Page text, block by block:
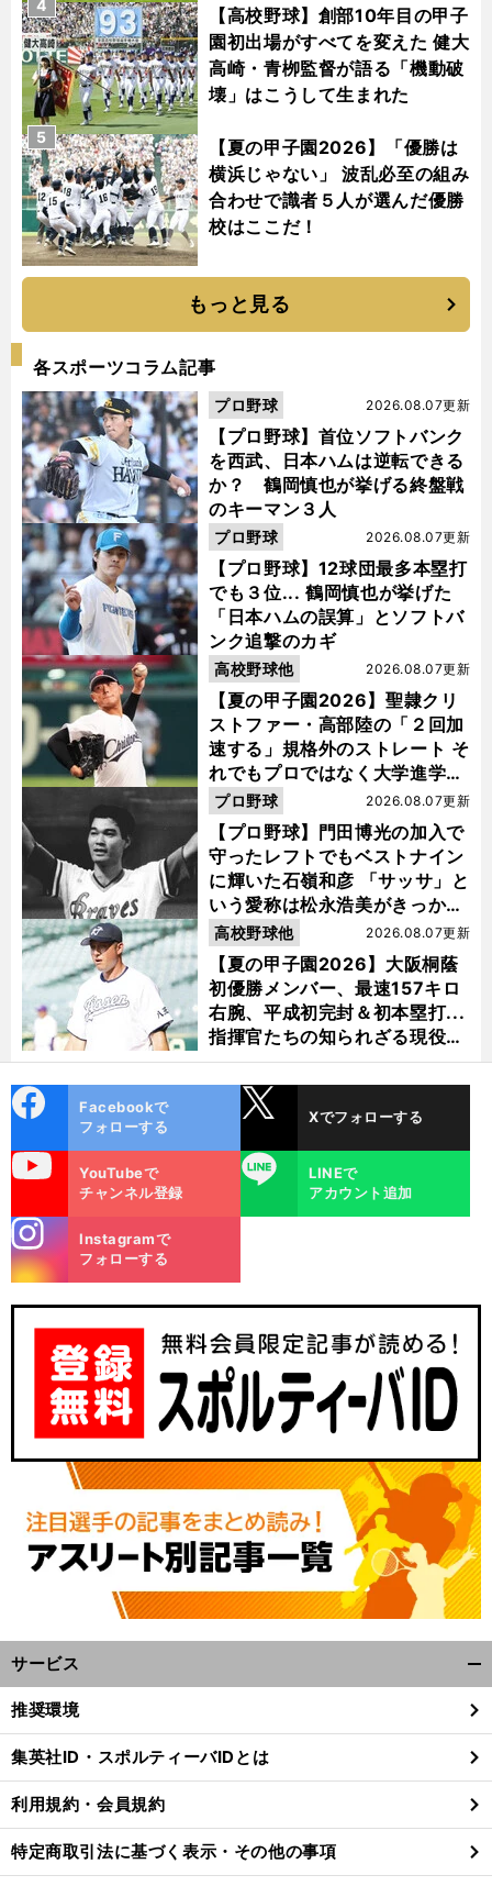
【高校野球】創部10年目の甲子
園初出場がすべてを変えた 健大
高崎・青栁監督が語る「機動破
壊」はこうして生まれた
4
【夏の甲子園2026】「優勝は
横浜じゃない」 波乱必至の組み
合わせで識者５人が選んだ優勝
校はここだ！
5
もっと見る
各スポーツコラム記事
【プロ野球】首位ソフトバンク
を西武、日本ハムは逆転できる
か？ 鶴岡慎也が挙げる終盤戦
のキーマン３人
2026.08.07更新
プロ野球
【プロ野球】12球団最多本塁打
でも３位... 鶴岡慎也が挙げた
「日本ハムの誤算」とソフトバ
ンク追撃のカギ
2026.08.07更新
プロ野球
【夏の甲子園2026】聖隷クリ
ストファー・高部陸の「２回加
速する」規格外のストレート そ
れでもプロではなく大学進学を
選ぶ理由
2026.08.07更新
高校野球他
【プロ野球】門田博光の加入で
守ったレフトでもベストナイン
に輝いた石嶺和彦 「サッサ」と
いう愛称は松永浩美がきっか
け？
2026.08.07更新
プロ野球
【夏の甲子園2026】大阪桐蔭
初優勝メンバー、最速157キロ
右腕、平成初完封＆初本塁打...
指揮官たちの知られざる現役時
代
2026.08.07更新
高校野球他
ok
Facebookで
フォローする
Xでフォローする
YouTubeで
チャンネル登録
LINE
LINEで
アカウント追加
m
Instagramで
フォローする
サービス
閉
る
推奨環境
集英社ID・スポルティーバIDとは
利用規約・会員規約
特定商取引法に基づく表示・その他の事項